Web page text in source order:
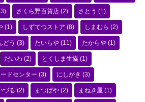
さくら野百貨店 (2) さとう (1)
(1) しずてつストア (8) しまむら (2)
どう (3) たいらや (11) たからや (1)
だいわ (2) とくしま生協 (1)
ドセンター (3) にしがき (3)
づる (2) まつばや (2) まねき屋 (1)